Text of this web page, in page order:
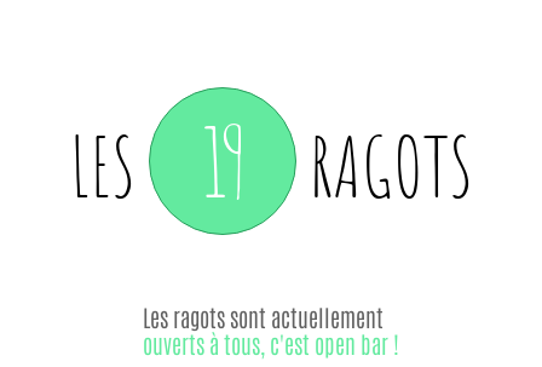
LES 19 RAGOTS
Les ragots sont actuellement
ouverts à tous, c'est open bar !